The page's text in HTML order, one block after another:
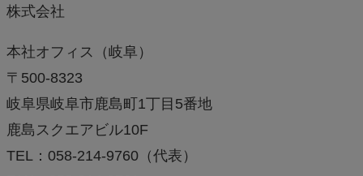
株式会社
本社オフィス（岐阜）
〒500-8323
岐阜県岐阜市鹿島町1丁目5番地
鹿島スクエアビル10F
TEL：058-214-9760（代表）